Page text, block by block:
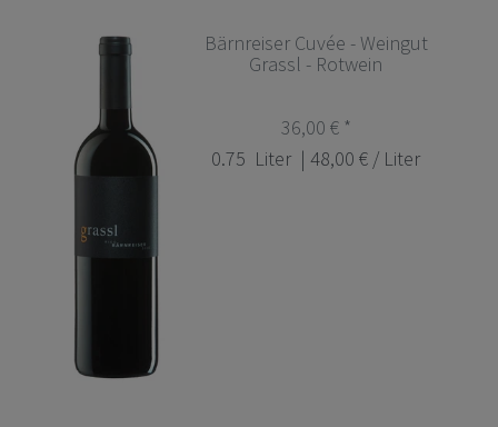
Bärnreiser Cuvée - Weingut
Grassl - Rotwein
36,00 € *
0.75 Liter | 48,00 € / Liter